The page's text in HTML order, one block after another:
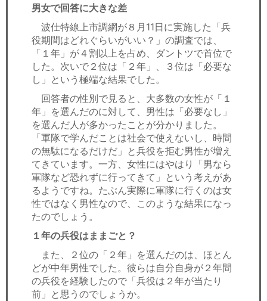
男女で回答に大きな差
波仕特線上市調網が８月11日に実施した「兵
役期間はどれぐらいがいい？」の調査では、
「１年」が４割以上を占め、ダントツで首位で
した。次いで２位は「２年」、３位は「必要な
し」という極端な結果でした。
回答者の性別で見ると、大多数の女性が「１
年」を選んだのに対して、男性は「必要なし」
を選んだ人が多かったことが分かりました。
「軍隊で学んだことは社会で使えないし、時間
の無駄になるだけだ」と兵役を拒む男性が増え
てきています。一方、女性にはやはり「男なら
軍隊など恐れずに行ってきて」という考えがあ
るようですね。たぶん実際に軍隊に行くのは女
性ではなく男性なので、このような結果になっ
たのでしょう。
１年の兵役はままごと？
また、２位の「２年」を選んだのは、ほとん
どが中年男性でした。彼らは自分自身が２年間
の兵役を経験したので「兵役は２年が当たり
前」と思うのでしょうか。